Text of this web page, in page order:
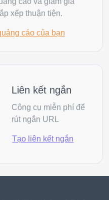
xếp thuận tiện.
cáo của bạn
Liên kết ngắn
Công cụ miễn phí để
rút ngắn URL
Tạo liên kết ngắn